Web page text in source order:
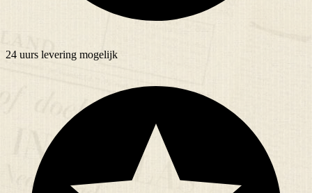
24 uurs levering mogelijk